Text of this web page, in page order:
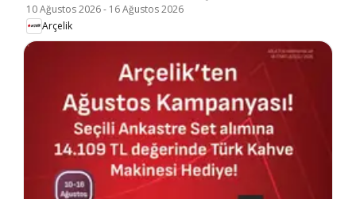
10 Ağustos 2026- 16 Ağustos 2026
Arçelik